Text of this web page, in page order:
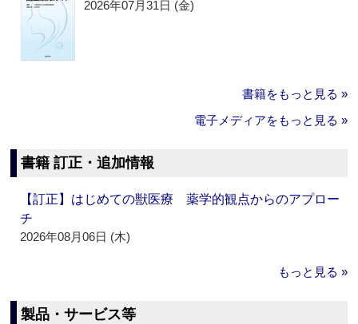
2026年07月31日 (金)
書籍をもっと見る »
電子メディアをもっと見る »
書籍 訂正・追加情報
【訂正】はじめての獣医療 薬学的観点からのアプロー
チ
2026年08月06日 (木)
もっと見る »
製品・サービス等